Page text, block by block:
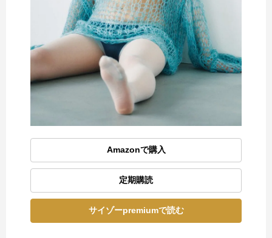
Amazonで購入
定期購読
サイゾーpremiumで読む